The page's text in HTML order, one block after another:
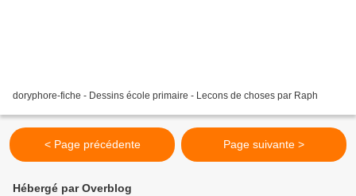
doryphore-fiche - Dessins école primaire - Lecons de choses par Raph
< Page précédente Page suivante >
Hébergé par Overblog